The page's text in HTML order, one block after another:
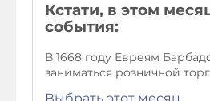
Кстати, в этом
события:
В 1668 году Евреям
заниматься розничной